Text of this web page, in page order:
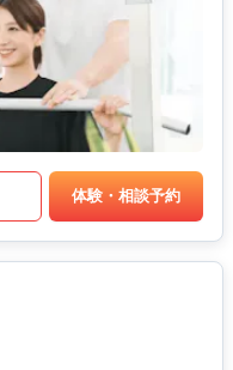
体験・相談予約